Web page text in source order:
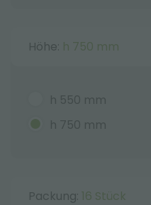
Höhe: h 750 mm
h 550 mm
h 750 mm
Packung: 16 Stück